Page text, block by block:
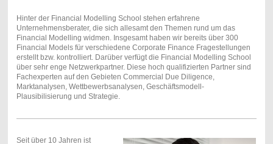
Hinter der Financial Modelling School stehen erfahrene
Unternehmensberater, die sich allesamt den Themen rund um das
Financial Modelling widmen. Insgesamt haben wir bereits über 300
Financial Models für verschiedene Corporate Finance Fragestellungen
erstellt bzw. kontrolliert. Darüber verfügt die Financial Modelling School
über sehr enge Netzwerkpartner. Diese hoch qualifizierten Partner sind
Fachexperten auf den Gebieten Commercial Due Diligence,
Marktanalysen, Wettbewerbsanalysen, Geschäftsmodell-
Plausibilisierung und Strategie.
Seit über 10 Jahren ist